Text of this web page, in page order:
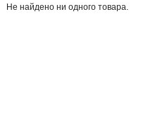
Не найдено ни одного товара.